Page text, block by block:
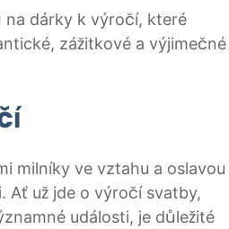
na dárky k výročí, které
zážitkové a výjimečné
milníky ve vztahu a oslavou
Ať už jde o výročí svatby,
události, je důležité